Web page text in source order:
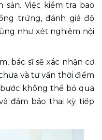
sản. Việc kiểm tra bao
trứng, đánh giá độ
như xét nghiệm nội
bác sĩ sẽ xác nhận cơ
và tư vấn thời điểm
không thể bỏ qua
đảm bảo thai kỳ tiếp